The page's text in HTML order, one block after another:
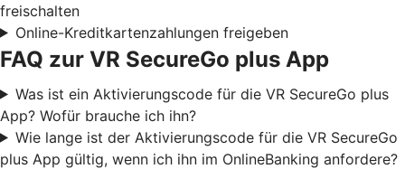
freischalten
Online-Kreditkartenzahlungen freigeben
FAQ zur VR SecureGo plus App
Was ist ein Aktivierungscode für die VR SecureGo plus
App? Wofür brauche ich ihn?
Wie lange ist der Aktivierungscode für die VR SecureGo
plus App gültig, wenn ich ihn im OnlineBanking anfordere?